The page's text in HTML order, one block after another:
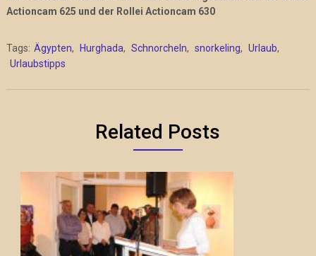
Actioncam 625 und der Rollei Actioncam 630
Tags: Ägypten, Hurghada, Schnorcheln, snorkeling, Urlaub,
Urlaubstipps
Related Posts